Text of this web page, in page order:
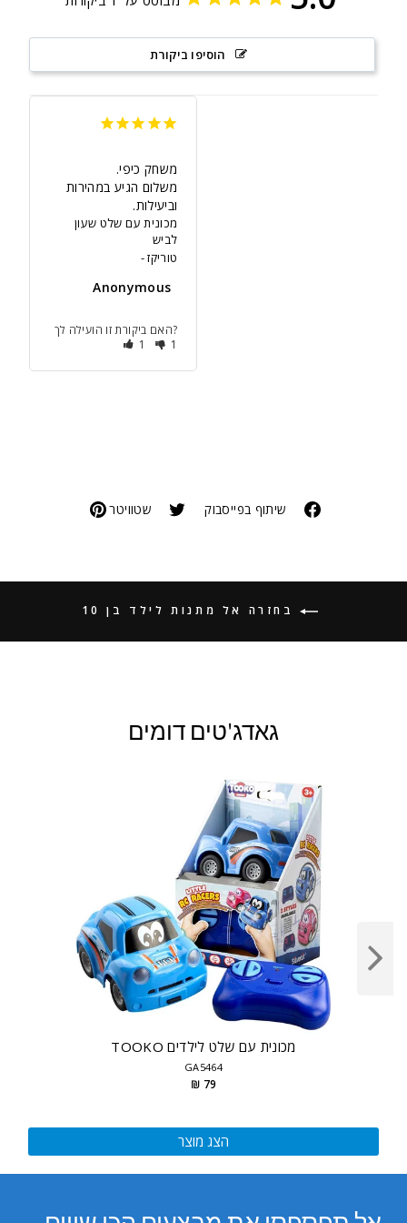
הוסיפו ביקורת
וביעילות.
מכונית עם שלט שעון
לביש
טוריקז
Anonymous
האם ביקורת זו הועילה לך?
1
1
שיתוף בפייסבוק שטוויטר
בחזרה אל מתנות לילד בן 10
גאדג'טים דומים
מכונית עם שלט לילדים TOOKO
GA5464
79 ₪
הצג מוצר